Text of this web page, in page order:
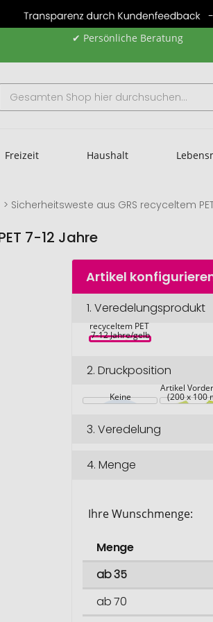
✔ Persönliche Beratung
Freizeit Haushalt
Sicherheitsweste aus GRS recyceltem
7-12 Jahre
Artikel
1.Veredelungsprodukt
Sicherheitsweste
recyceltem PET
7-12 Jahre/gelb
2.Druckposition
Keine
Artikel
(200 x 100
3.Veredelung
4.Menge
Ihre Wunschmenge:
Menge
ab 35
ab 70